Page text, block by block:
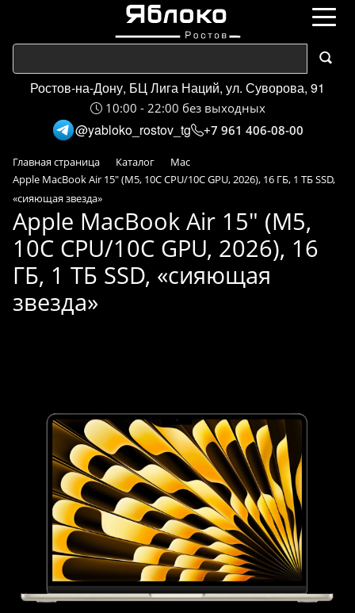
Ростов-на-Дону, БЦ Лига Наций, ул. Суворова, 91
10:00 - 22:00 без выходных
@yabloko_rostov_tg +7 961 406-08-00
Главная страница Каталог
Mac
Apple MacBook Air 15" (M5, 10C CPU/10C GPU, 2026), 16 ГБ, 1 ТБ SSD,
«сияющая звезда»
Apple MacBook Air 15" (M5,
10C CPU/10C GPU, 2026), 16
ГБ, 1 ТБ SSD, «сияющая
звезда»